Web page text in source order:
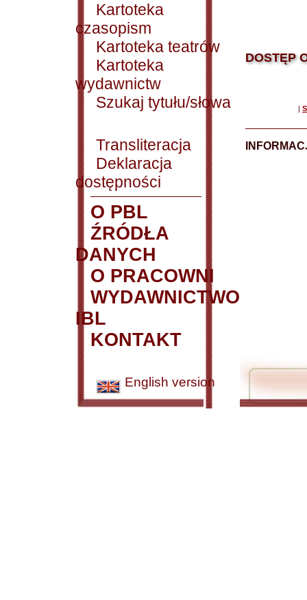
Kartoteka
czasopism
Kartoteka teatrów
Kartoteka
wydawnictw
Szukaj tytułu/słowa
Transliteracja
Deklaracja
dostępności
O PBL
ŹRÓDŁA
DANYCH
O PRACOWNI
WYDAWNICTWO
IBL
KONTAKT
English version
DOSTĘP
|